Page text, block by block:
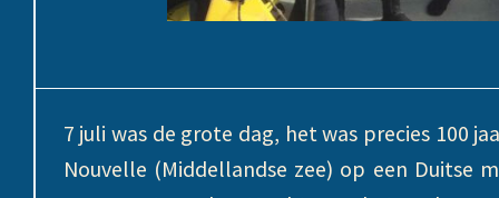
7 juli was de grote dag, het was precies 100
Nouvelle (Middellandse zee) op een Duitse